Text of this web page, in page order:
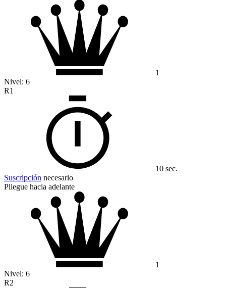
1
Nivel: 6
R1
10 sec.
Suscripción necesario
Pliegue hacia adelante
1
Nivel: 6
R2